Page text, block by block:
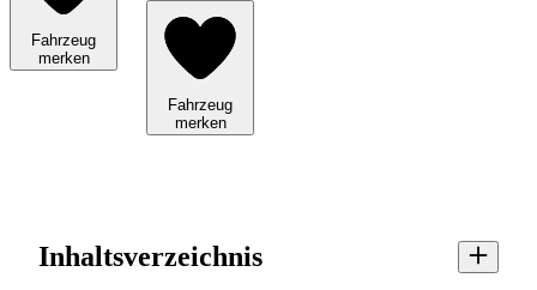
Fahrzeug
merken
Fahrzeug
merken
Inhaltsverzeichnis